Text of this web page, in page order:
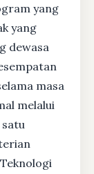
yang
yang
dewasa
masa
melalui